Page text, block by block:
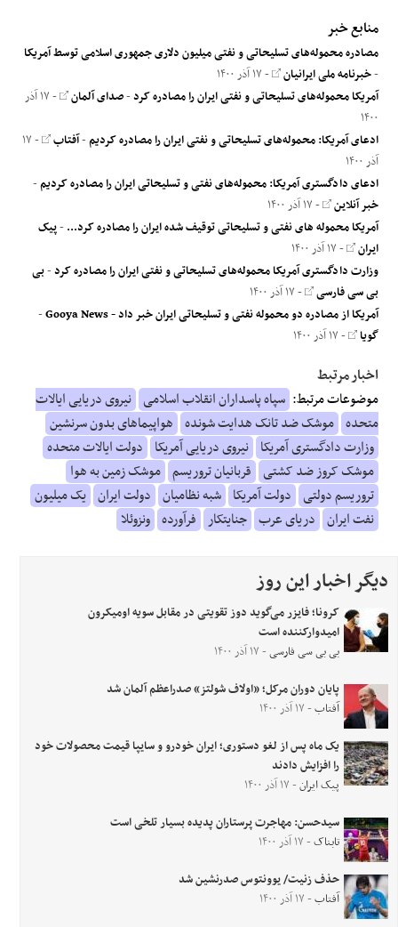
منابع خبر
مصادره محموله‌های تسلیحاتی و نفتی میلیون‌ دلاری جمهوری اسلامی توسط آمریکا
-خبرنامه ملی ایرانیان - ۱۷ آذر ۱۴۰۰
آمریکا محموله‌های تسلیحاتی و نفتی ایران را مصادره کرد-صدای آلمان
- ۱۷ آذر
۱۴۰۰
ادعای آمریکا: محموله‌های تسلیحاتی و نفتی ایران را مصادره کردیم-آفتاب
- ۱۷
آذر ۱۴۰۰
ادعای دادگستری آمریکا: محموله‌های نفتی و تسلیحاتی ایران را مصادره کردیم-
خبر آنلاین - ۱۷ آذر ۱۴۰۰
آمریکا محموله های نفتی و تسلیحاتی توقیف شده ایران را مصادره کرد...-پیک
ایران - ۱۷ آذر ۱۴۰۰
وزارت دادگستری آمریکا محموله‌های تسلیحاتی و نفتی ایران را مصادره کرد-بی
بی سی فارسی - ۱۷ آذر ۱۴۰۰
آمریکا از مصادره دو محموله‌ نفتی و تسلیحاتی ایران خبر داد - Gooya News
-
گویا - ۱۷ آذر ۱۴۰۰
اخبار مرتبط
موضوعات مرتبط: سپاه پاسداران انقلاب اسلامی نیروی دریایی ایالات
متحده موشک ضد تانک هدایت شونده هواپیماهای بدون سرنشین
وزارت دادگستری آمریکا نیروی دریایی آمریکا دولت ایالات متحده
موشک کروز ضد کشتی قربانیان تروریسم موشک زمین به هوا
تروریسم دولتی دولت آمریکا شبه نظامیان دولت ایران یک میلیون
نفت ایران دریای عرب جنایتکار فرآورده ونزوئلا
دیگر اخبار این روز
کرونا؛ فایزر می‌گوید دوز تقویتی‌ در مقابل سویه اومیکرون
امیدوارکننده است
بی بی سی فارسی- ۱۷ آذر ۱۴۰۰
پایان دوران مرکل؛ «اولاف شولتز» صدراعظم آلمان شد
آفتاب- ۱۷ آذر ۱۴۰۰
یک ماه پس از لغو دستوری؛ ایران خودرو و سایپا قیمت محصولات خود
را افزایش دادند
پیک ایران- ۱۷ آذر ۱۴۰۰
سیدحسن: مهاجرت پرستاران پدیده بسیار تلخی است
تابناک- ۱۷ آذر ۱۴۰۰
حذف زنیت/ یوونتوس صدرنشین شد
آفتاب- ۱۷ آذر ۱۴۰۰